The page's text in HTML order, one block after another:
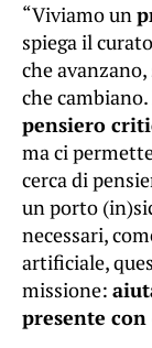
“Viviamo un
spiega il
che
che cambiano.
pensiero
ma ci
cerca di
un porto
necessari,
artificiale,
missione:
presente con